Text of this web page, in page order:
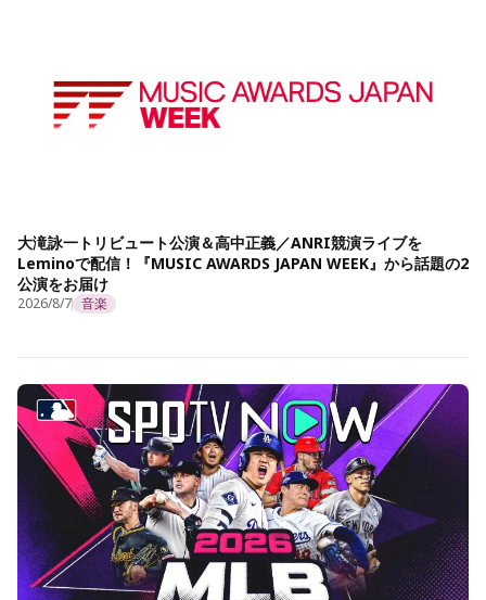
大滝詠一トリビュート公演＆高中正義／ANRI競演ライブを
Leminoで配信！『MUSIC AWARDS JAPAN WEEK』から話題の2
公演をお届け
2026/8/7 音楽